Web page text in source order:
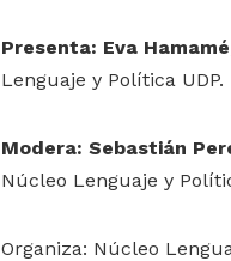
Presenta: Eva Hamamé
Lenguaje y Política UDP.
Modera: Sebastián
Núcleo Lenguaje y
Organiza: Núcleo